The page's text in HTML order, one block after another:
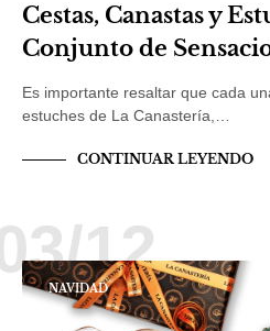
Cestas, Canastas y
Conjunto de
Es importante resaltar que cada
estuches de La Canastería,…
CONTINUAR LEYENDO
12
NAVIDAD